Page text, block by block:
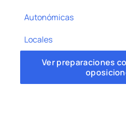
Autonómicas
Locales
Ver preparaciones